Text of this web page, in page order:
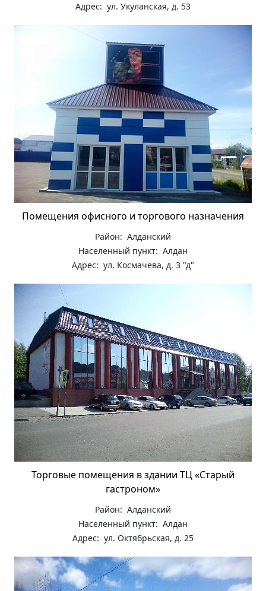
Адрес: ул. Укуланская, д. 53
Помещения офисного и торгового назначения
Район: Алданский
Населенный пункт: Алдан
Адрес: ул. Космачёва, д. 3 "д"
Торговые помещения в здании ТЦ «Старый
гастроном»
Район: Алданский
Населенный пункт: Алдан
Адрес: ул. Октябрьская, д. 25